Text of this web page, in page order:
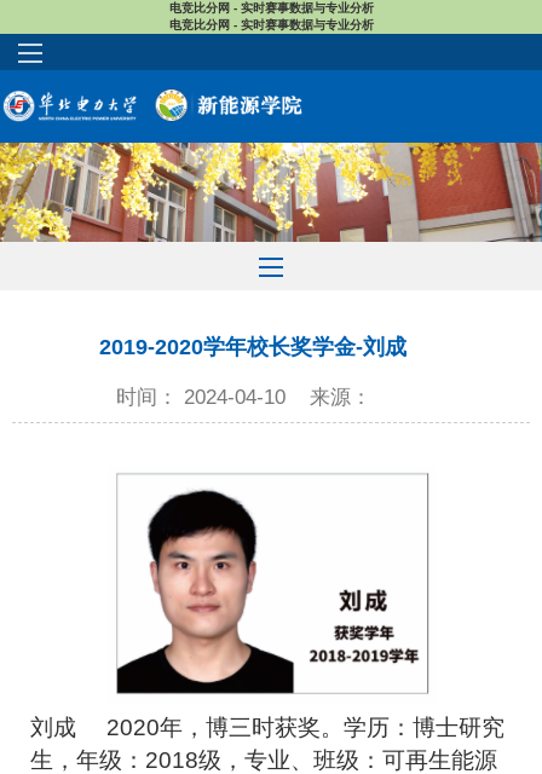
电竞比分网 - 实时赛事数据与专业分析
电竞比分网 - 实时赛事数据与专业分析
2019-2020学年校长奖学金-刘成
时间： 2024-04-10 来源：
刘成 2020年，博三时获奖。 学历：博士研究
生，年级：2018级，专业、班级：可再生能源